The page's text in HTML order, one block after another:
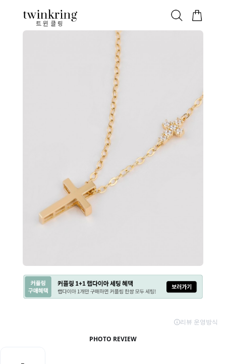
트윈클링
ALL 베스트 안쪽막음 웨딩/다이아 가드링/반지